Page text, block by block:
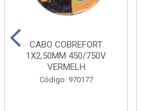
CABO COBREFORT
1X2,50MM 450/750V
VERMELH
Código: 970177